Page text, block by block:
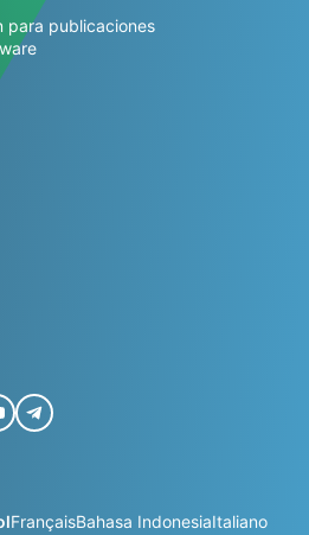
para publicaciones
FrançaisBahasa IndonesiaItaliano